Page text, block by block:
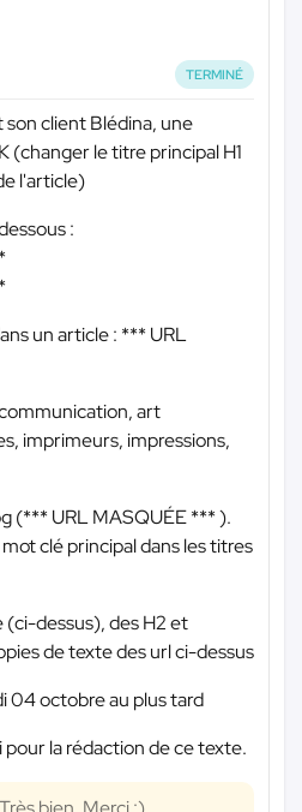
TERMINÉ
client Blédina, une
(changer le titre principal H1
l'article)
:
un article : *** URL
art
imprimeurs, impressions,
(*** URL MASQUÉE ***).
clé principal dans les titres
(ci-dessus), des H2 et
de texte des url ci-dessus
04 octobre au plus tard
pour la rédaction de ce texte.